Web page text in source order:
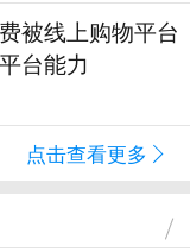
被线上购物平台
台能力
点击查看更多